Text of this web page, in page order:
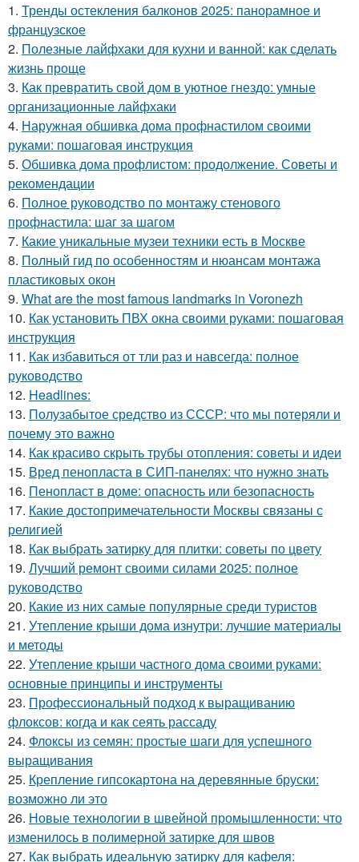
1. Тренды остекления балконов 2025: панорамное и
французское
2. Полезные лайфхаки для кухни и ванной: как сделать
жизнь проще
3. Как превратить свой дом в уютное гнездо: умные
организационные лайфхаки
4. Наружная обшивка дома профнастилом своими
руками: пошаговая инструкция
5. Обшивка дома профлистом: продолжение. Советы и
рекомендации
6. Полное руководство по монтажу стенового
профнастила: шаг за шагом
7. Какие уникальные музеи техники есть в Москве
8. Полный гид по особенностям и нюансам монтажа
пластиковых окон
9. What are the most famous landmarks in Voronezh
10. Как установить ПВХ окна своими руками: пошаговая
инструкция
11. Как избавиться от тли раз и навсегда: полное
руководство
12. Headlines:
13. Полузабытое средство из СССР: что мы потеряли и
почему это важно
14. Как красиво скрыть трубы отопления: советы и идеи
15. Вред пенопласта в СИП-панелях: что нужно знать
16. Пенопласт в доме: опасность или безопасность
17. Какие достопримечательности Москвы связаны с
религией
18. Как выбрать затирку для плитки: советы по цвету
19. Лучший ремонт своими силами 2025: полное
руководство
20. Какие из них самые популярные среди туристов
21. Утепление крыши дома изнутри: лучшие материалы
и методы
22. Утепление крыши частного дома своими руками:
основные принципы и инструменты
23. Профессиональный подход к выращиванию
флоксов: когда и как сеять рассаду
24. Флоксы из семян: простые шаги для успешного
выращивания
25. Крепление гипсокартона на деревянные бруски:
возможно ли это
26. Новые технологии в швейной промышленности: что
изменилось в полимерной затирке для швов
27. Как выбрать идеальную затирку для кафеля: